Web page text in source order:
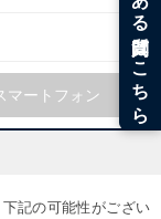
マートフォン
記の可能性がござい